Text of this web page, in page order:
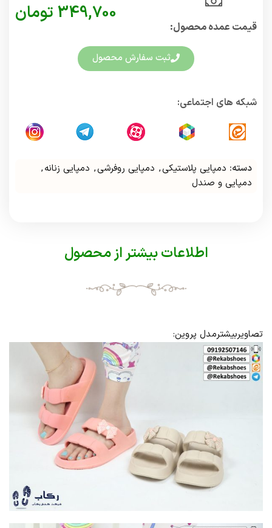
قیمت عمده محصول:​
349,700 تومان
ثبت سفارش محصول
شبکه های اجتماعی:
دسته: دمپایی پلاستیکی, دمپایی روفرشی, دمپایی زنانه,
دمپایی و صندل
اطلاعات بیشتر از محصول
تصاویربیشترمدل پروین: